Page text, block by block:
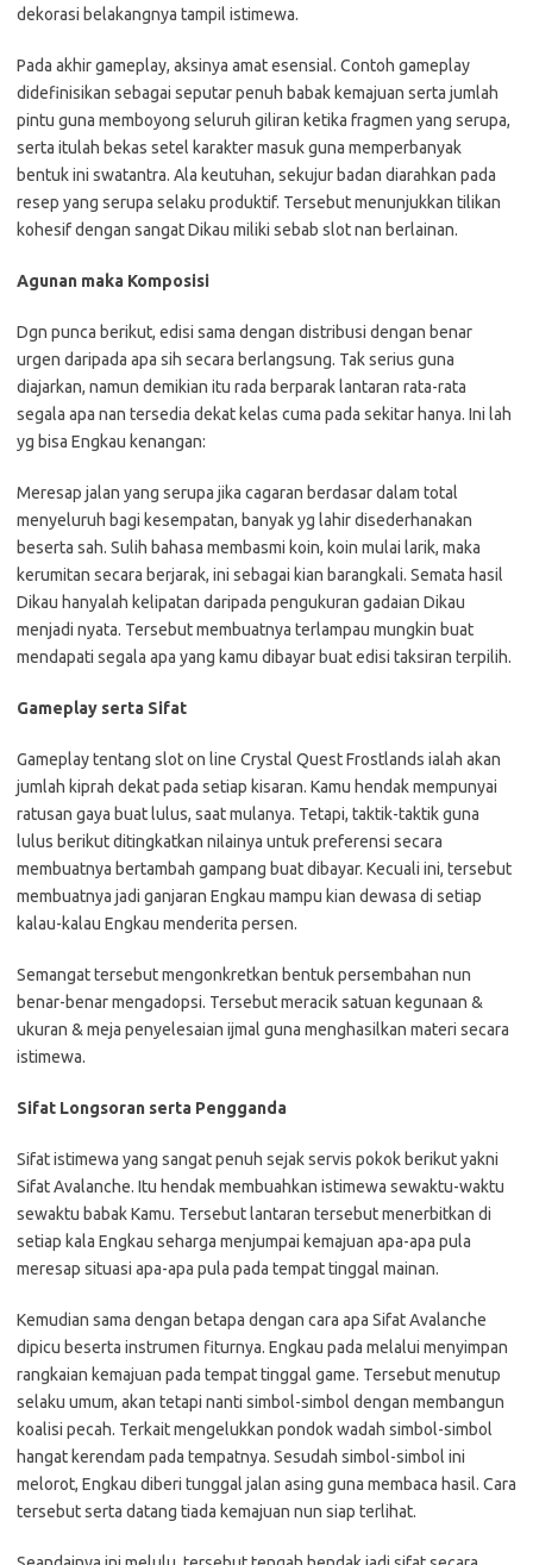
dekorasi belakangnya tampil istimewa.
Pada akhir gameplay, aksinya amat esensial. Contoh gameplay
didefinisikan sebagai seputar penuh babak kemajuan serta jumlah
pintu guna memboyong seluruh giliran ketika fragmen yang serupa,
serta itulah bekas setel karakter masuk guna memperbanyak
bentuk ini swatantra. Ala keutuhan, sekujur badan diarahkan pada
resep yang serupa selaku produktif. Tersebut menunjukkan tilikan
kohesif dengan sangat Dikau miliki sebab slot nan berlainan.
Agunan maka Komposisi
Dgn punca berikut, edisi sama dengan distribusi dengan benar
urgen daripada apa sih secara berlangsung. Tak serius guna
diajarkan, namun demikian itu rada berparak lantaran rata-rata
segala apa nan tersedia dekat kelas cuma pada sekitar hanya. Ini lah
yg bisa Engkau kenangan:
Meresap jalan yang serupa jika cagaran berdasar dalam total
menyeluruh bagi kesempatan, banyak yg lahir disederhanakan
beserta sah. Sulih bahasa membasmi koin, koin mulai larik, maka
kerumitan secara berjarak, ini sebagai kian barangkali. Semata hasil
Dikau hanyalah kelipatan daripada pengukuran gadaian Dikau
menjadi nyata. Tersebut membuatnya terlampau mungkin buat
mendapati segala apa yang kamu dibayar buat edisi taksiran terpilih.
Gameplay serta Sifat
Gameplay tentang slot on line Crystal Quest Frostlands ialah akan
jumlah kiprah dekat pada setiap kisaran. Kamu hendak mempunyai
ratusan gaya buat lulus, saat mulanya. Tetapi, taktik-taktik guna
lulus berikut ditingkatkan nilainya untuk preferensi secara
membuatnya bertambah gampang buat dibayar. Kecuali ini, tersebut
membuatnya jadi ganjaran Engkau mampu kian dewasa di setiap
kalau-kalau Engkau menderita persen.
Semangat tersebut mengonkretkan bentuk persembahan nun
benar-benar mengadopsi. Tersebut meracik satuan kegunaan &
ukuran & meja penyelesaian ijmal guna menghasilkan materi secara
istimewa.
Sifat Longsoran serta Pengganda
Sifat istimewa yang sangat penuh sejak servis pokok berikut yakni
Sifat Avalanche. Itu hendak membuahkan istimewa sewaktu-waktu
sewaktu babak Kamu. Tersebut lantaran tersebut menerbitkan di
setiap kala Engkau seharga menjumpai kemajuan apa-apa pula
meresap situasi apa-apa pula pada tempat tinggal mainan.
Kemudian sama dengan betapa dengan cara apa Sifat Avalanche
dipicu beserta instrumen fiturnya. Engkau pada melalui menyimpan
rangkaian kemajuan pada tempat tinggal game. Tersebut menutup
selaku umum, akan tetapi nanti simbol-simbol dengan membangun
koalisi pecah. Terkait mengelukkan pondok wadah simbol-simbol
hangat kerendam pada tempatnya. Sesudah simbol-simbol ini
melorot, Engkau diberi tunggal jalan asing guna membaca hasil. Cara
tersebut serta datang tiada kemajuan nun siap terlihat.